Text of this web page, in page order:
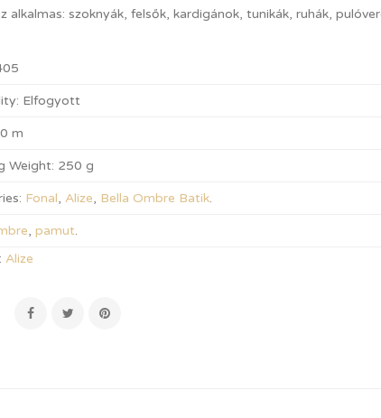
alkalmas: szoknyák, felsők, kardigánok, tunikák, ruhák,
Elfogyott
m
Weight: 250 g
Fonal, Alize, Bella Ombre Batik.
,pamut.
Alize